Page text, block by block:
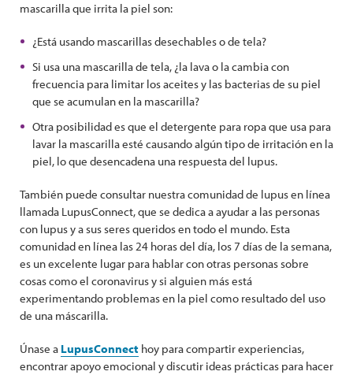
mascarilla que irrita la piel son:
¿Está usando mascarillas desechables o de tela?
Si usa una mascarilla de tela, ¿la lava o la cambia con
frecuencia para limitar los aceites y las bacterias de su piel
que se acumulan en la mascarilla?
Otra posibilidad es que el detergente para ropa que usa para
lavar la mascarilla esté causando algún tipo de irritación en la
piel, lo que desencadena una respuesta del lupus.
También puede consultar nuestra comunidad de lupus en línea
llamada LupusConnect, que se dedica a ayudar a las personas
con lupus y a sus seres queridos en todo el mundo. Esta
comunidad en línea las 24 horas del día, los 7 días de la semana,
es un excelente lugar para hablar con otras personas sobre
cosas como el coronavirus y si alguien más está
experimentando problemas en la piel como resultado del uso
de una máscarilla.
Únase a LupusConnect hoy para compartir experiencias,
encontrar apoyo emocional y discutir ideas prácticas para hacer